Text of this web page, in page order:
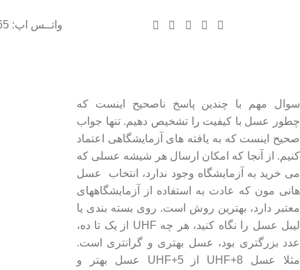
واتــس اپ: 09102004565
سوال مهم با چندین پاسخ ناصحیح اینست که
چطور عسل با کیفیت را تشخیص دهیم. تنها جواب
صحیح اینست که به یافته های آزمایشگاهی اعتماد
کنیم. از آنجا که امکان ارسال هر شیشه عسلی که
می خرید به آزمایشگاه وجود ندارد، انتخاب عسل
هانی مون که عادت به استفاده از آزمایشگاههای
معتبر دارد، بهترین روش است. روی بسته بندی یا
لیبل عسل را نگاه کنید، هر چه UHF از یک تا ده،
عدد بزرگتری بود، عسل بهتری و گرانتری است.
مثلا عسل UHF+8 از UHF+5 عسل بهتر و